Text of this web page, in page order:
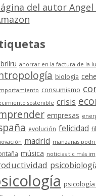
del autor
ahorrar en la factura de la
biología
consumismo
sostenible crisis
empresas
evolución felicidad
madrid manzanas
música noticias tic más